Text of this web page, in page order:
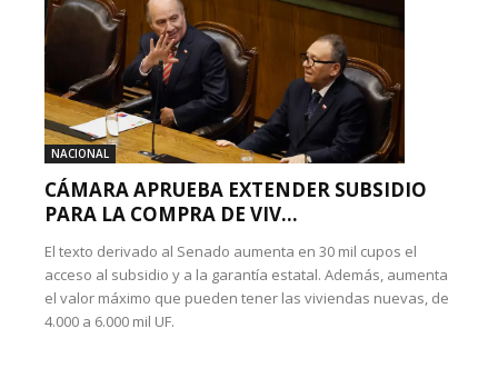
NACIONAL
CÁMARA APRUEBA EXTENDER SUBSIDIO
PARA LA COMPRA DE VIV...
El texto derivado al Senado aumenta en 30 mil cupos el
acceso al subsidio y a la garantía estatal. Además, aumenta
el valor máximo que pueden tener las viviendas nuevas, de
4.000 a 6.000 mil UF.